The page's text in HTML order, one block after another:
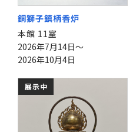
銅獅子鎮柄香炉
本館 11室
2026年7月14日～
2026年10月4日
展示中